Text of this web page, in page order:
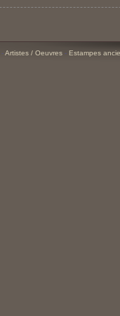
-Artistes / Oeuvres - Estampes